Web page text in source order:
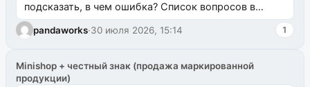
подсказать, в чем ошибка? Список вопросов в
одноименном разделе на modx.pro пока пуст, и,...
pandaworks·30 июля 2026, 15:14 1
Minishop + честный знак (продажа маркированной
продукции)